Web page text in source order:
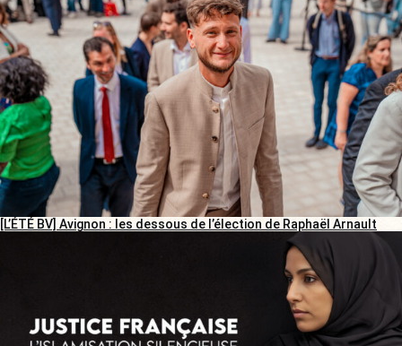
[L’ÉTÉ BV] Avignon : les dessous de l’élection de Raphaël Arnault